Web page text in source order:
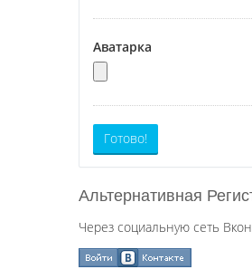
Аватарка
Готово!
Альтернативная
Через социальную сеть